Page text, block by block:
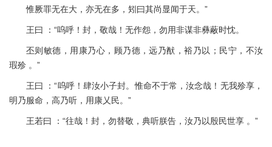
惟厥罪无在大，亦无在多，矧曰其尚显闻于天。”
王曰 ：“呜呼！封，敬哉！无作怨，勿用非谋非彝蔽时忱。
丕则敏德，用康乃心，顾乃德，远乃猷，裕乃以；民宁，不汝
瑕殄 。”
王曰 ：“呜呼！肆汝小子封。惟命不于常，汝念哉！无我殄享，
明乃服命，高乃听，用康乂民。”
王若曰 ：“往哉！封，勿替敬，典听朕告，汝乃以殷民世享 。”